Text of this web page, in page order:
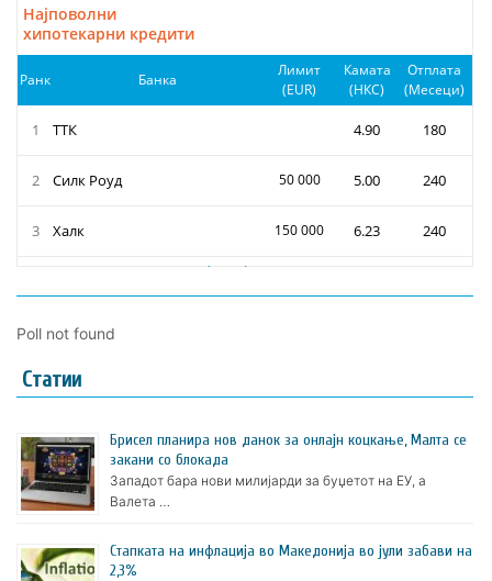
Poll not found
Статии
Брисел планира нов данок за онлајн коцкање, Малта се
закани со блокада
Западот бара нови милијарди за буџетот на ЕУ, а
Валета …
Стапката на инфлација во Македонија во јули забави на
2,3%